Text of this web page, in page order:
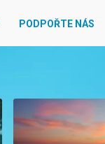
PODPOŘTE NÁS